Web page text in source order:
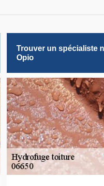
Trouver un spécialiste
Opio